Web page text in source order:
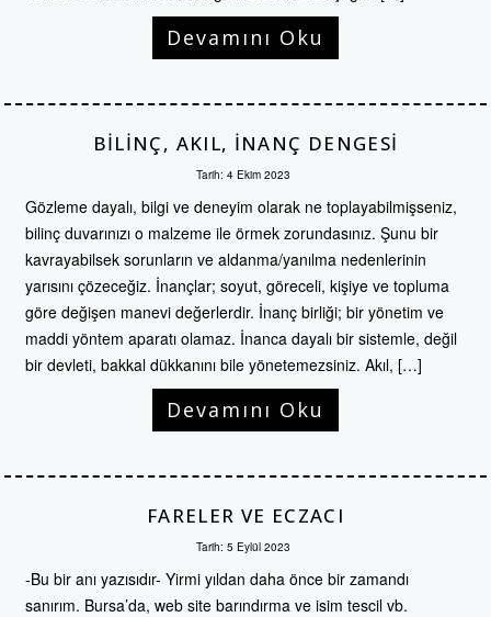
Devamını Oku
BILINÇ, AKIL, INANÇ DENGESI
Tarih: 4 Ekim 2023
Gözleme dayalı, bilgi ve deneyim olarak ne toplayabilmişseniz,
bilinç duvarınızı o malzeme ile örmek zorundasınız. Şunu bir
kavrayabilsek sorunların ve aldanma/yanılma nedenlerinin
yarısını çözeceğiz. İnançlar; soyut, göreceli, kişiye ve topluma
göre değişen manevi değerlerdir. İnanç birliği; bir yönetim ve
maddi yöntem aparatı olamaz. İnanca dayalı bir sistemle, değil
bir devleti, bakkal dükkanını bile yönetemezsiniz. Akıl, […]
Devamını Oku
FARELER VE ECZACI
Tarih: 5 Eylül 2023
-Bu bir anı yazısıdır- Yirmi yıldan daha önce bir zamandı
sanırım. Bursa’da, web site barındırma ve isim tescil vb.